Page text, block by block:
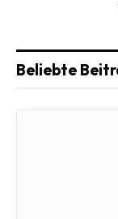
Beliebte